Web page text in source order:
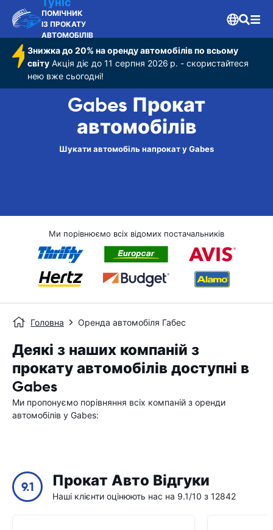
ПОМІЧНИК
ІЗ ПРОКАТУ
АВТОМОБІЛІВ
Знижка до 20% на оренду автомобілів по всьому
світу Акція діє до 11 серпня 2026 р. - скористайтеся
нею вже сьогодні!
Gabes Прокат
автомобілів
Шукати автомобіль напрокат у Gabes
Ми порівнюємо всіх відомих постачальників
Головна Оренда автомобіля Габес
Деякі з наших компаній з
прокату автомобілів доступні в
Gabes
Ми пропонуємо порівняння всіх компаній з оренди
автомобілів у Gabes:
9.1 Прокат Авто Відгуки
Наші клієнти оцінюють нас на 9.1/10 з 12842